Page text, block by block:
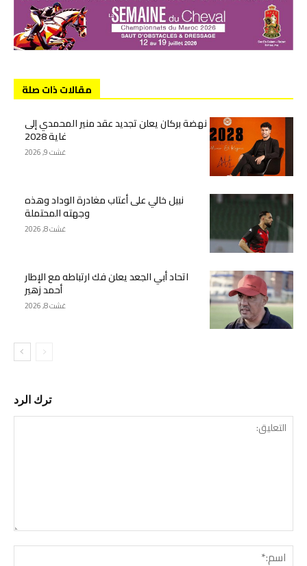
مقالات ذات صلة
نهضة بركان يعلن تجديد عقد منير المحمدي إلى
غاية 2028
غشت 9, 2026
نبيل خالي على أعتاب مغادرة الوداد وهذه
وجهته المحتملة
غشت 8, 2026
اتحاد أبي الجعد يعلن فك ارتباطه مع الإطار
أحمد زهير
غشت 8, 2026
ترك الرد